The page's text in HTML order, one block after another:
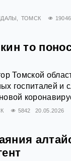
ТОМСК 19046
то
Томской
госпиталей и
5842 20.05.2026